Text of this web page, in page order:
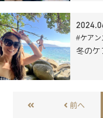
#ケア
冬のケ
前へ